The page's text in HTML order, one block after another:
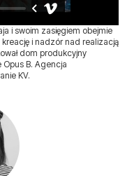
i swoim zasięgiem obejmie
i nadzór nad realizacją
dom produkcyjny
Opus B. Agencja
KV.